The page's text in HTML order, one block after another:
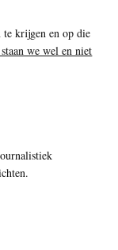
te krijgen en op die
we wel en niet